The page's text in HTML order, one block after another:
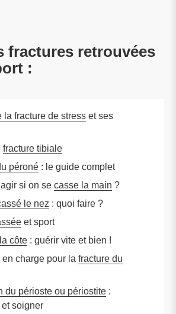
fractures retrouvées
:
la fracture de stress et ses
fracture tibiale
péroné : le guide complet
si on se casse la main ?
le nez : quoi faire ?
et sport
côte : guérir vite et bien !
charge pour la fracture du
du périoste ou périostite :
soigner